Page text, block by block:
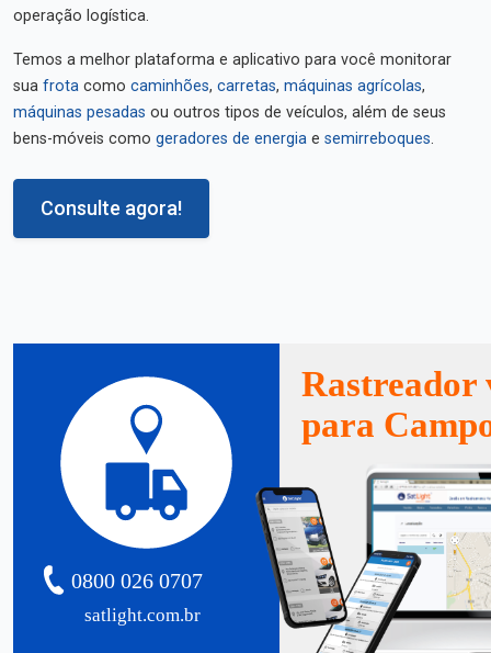
operação logística.
Temos a melhor plataforma e aplicativo para você monitorar
sua frota como caminhões, carretas, máquinas agrícolas,
máquinas pesadas ou outros tipos de veículos, além de seus
bens-móveis como geradores de energia e semirreboques.
Consulte agora!
satlight.com.br
0800 026 0707
Rastreador
para